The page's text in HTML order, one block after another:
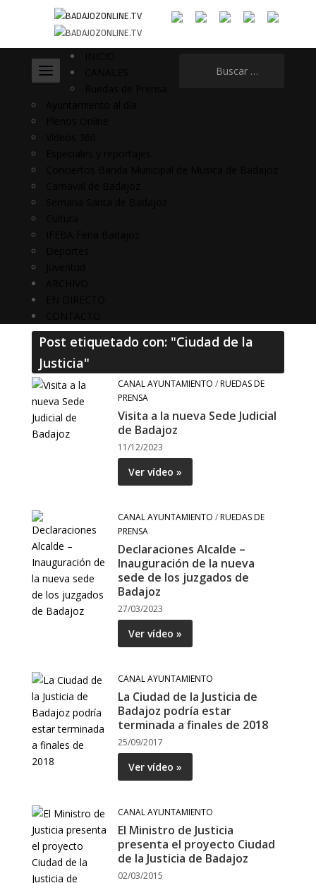
Post etiquetado con: "Ciudad de la
Justicia"
CANAL AYUNTAMIENTO /RUEDAS DE
PRENSA
Visita a la nueva Sede Judicial
de Badajoz
11/12/2023
Ver vídeo »
CANAL AYUNTAMIENTO /RUEDAS DE
PRENSA
Declaraciones Alcalde –
Inauguración de la nueva
sede de los juzgados de
Badajoz
27/03/2023
Ver vídeo »
CANAL AYUNTAMIENTO
La Ciudad de la Justicia de
Badajoz podría estar
terminada a finales de 2018
25/09/2017
Ver vídeo »
CANAL AYUNTAMIENTO
El Ministro de Justicia
presenta el proyecto Ciudad
de la Justicia de Badajoz
02/03/2015